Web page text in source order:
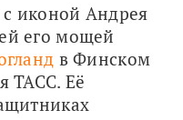
иконой Андрея
в Финском
ТАСС. Её